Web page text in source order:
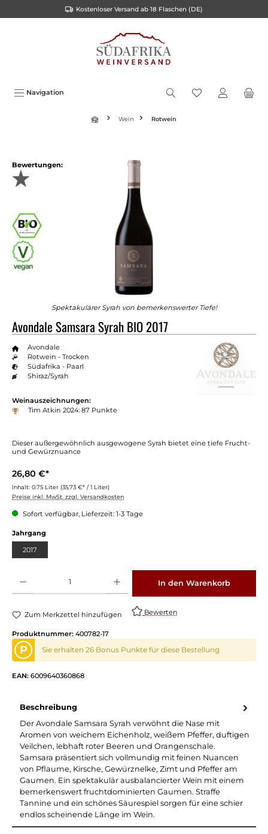
Kostenloser Versand ab 18 Flaschen (DE)
Navigation
Wein Rotwein
Bewertungen:
Spektakulärer Syrah von bemerkenswerter Tiefe!
Avondale Samsara Syrah BIO 2017
Avondale
Rotwein - Trocken
Südafrika - Paarl
Shiraz/Syrah
Weinauszeichnungen:
Tim Atkin 2024: 87 Punkte
Dieser außergewöhnlich ausgewogene Syrah bietet eine tiefe Frucht-
und Gewürznuance
26,80 €*
Inhalt: 0.75 Liter (35,73 €* / 1 Liter)
Preise inkl. MwSt. zzgl. Versandkosten
Sofort verfügbar, Lieferzeit: 1-3 Tage
Jahrgang
2017
In den Warenkorb
Zum Merkzettel hinzufügen Bewerten
Produktnummer: 400782-17
P Sie erhalten 26 Bonus Punkte für diese Bestellung
EAN: 6009640360868
Beschreibung
Der Avondale Samsara Syrah verwöhnt die Nase mit
Aromen von weichem Eichenholz, weißem Pfeffer, duftigen
Veilchen, lebhaft roter Beeren und Orangenschale.
Samsara präsentiert sich vollmundig mit feinen Nuancen
von Pflaume, Kirsche, Gewürznelke, Zimt und Pfeffer am
Gaumen. Ein spektakulär ausbalancierter Wein mit einem
bemerkenswert fruchtdominierten Gaumen. Straffe
Tannine und ein schönes Säurespiel sorgen für eine schier
endlos scheinende Länge im Wein.